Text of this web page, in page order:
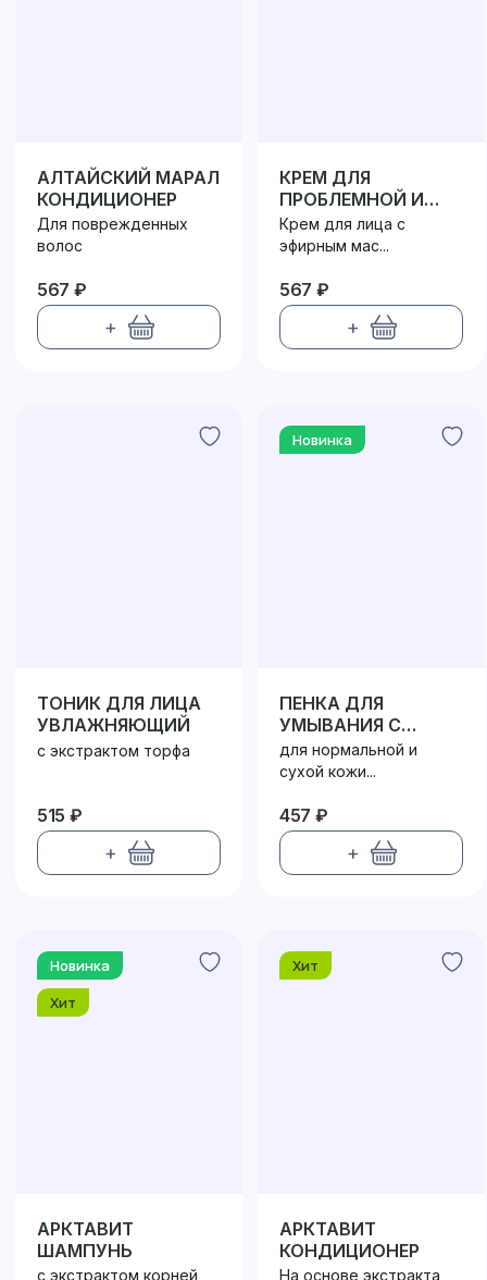
АЛТАЙСКИЙ МАРАЛ
КОНДИЦИОНЕР
Для поврежденных
волос
567 ₽
+
КРЕМ ДЛЯ
ПРОБЛЕМНОЙ И
КОМБИНИРОВАННОЙ
КОЖИ
Крем для лица с
эфирным мас...
567 ₽
+
ТОНИК ДЛЯ ЛИЦА
УВЛАЖНЯЮЩИЙ
с экстрактом торфа
515 ₽
+
Новинка
ПЕНКА ДЛЯ
УМЫВАНИЯ С
МЕДОМ
для нормальной и
сухой кожи...
457 ₽
+
Новинка
Хит
АРКТАВИТ
ШАМПУНЬ
с экстрактом корней
Хит
АРКТАВИТ
КОНДИЦИОНЕР
На основе экстракта